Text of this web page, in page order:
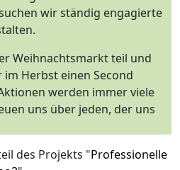
wir ständig engagierte
Weihnachtsmarkt teil und
im Herbst einen Second
werden immer viele
uns über jeden, der uns
des Projekts "Professionelle